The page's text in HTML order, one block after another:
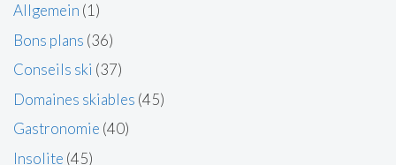
Allgemein (1)
Bons plans (36)
Conseils ski (37)
Domaines skiables (45)
Gastronomie (40)
Insolite (45)